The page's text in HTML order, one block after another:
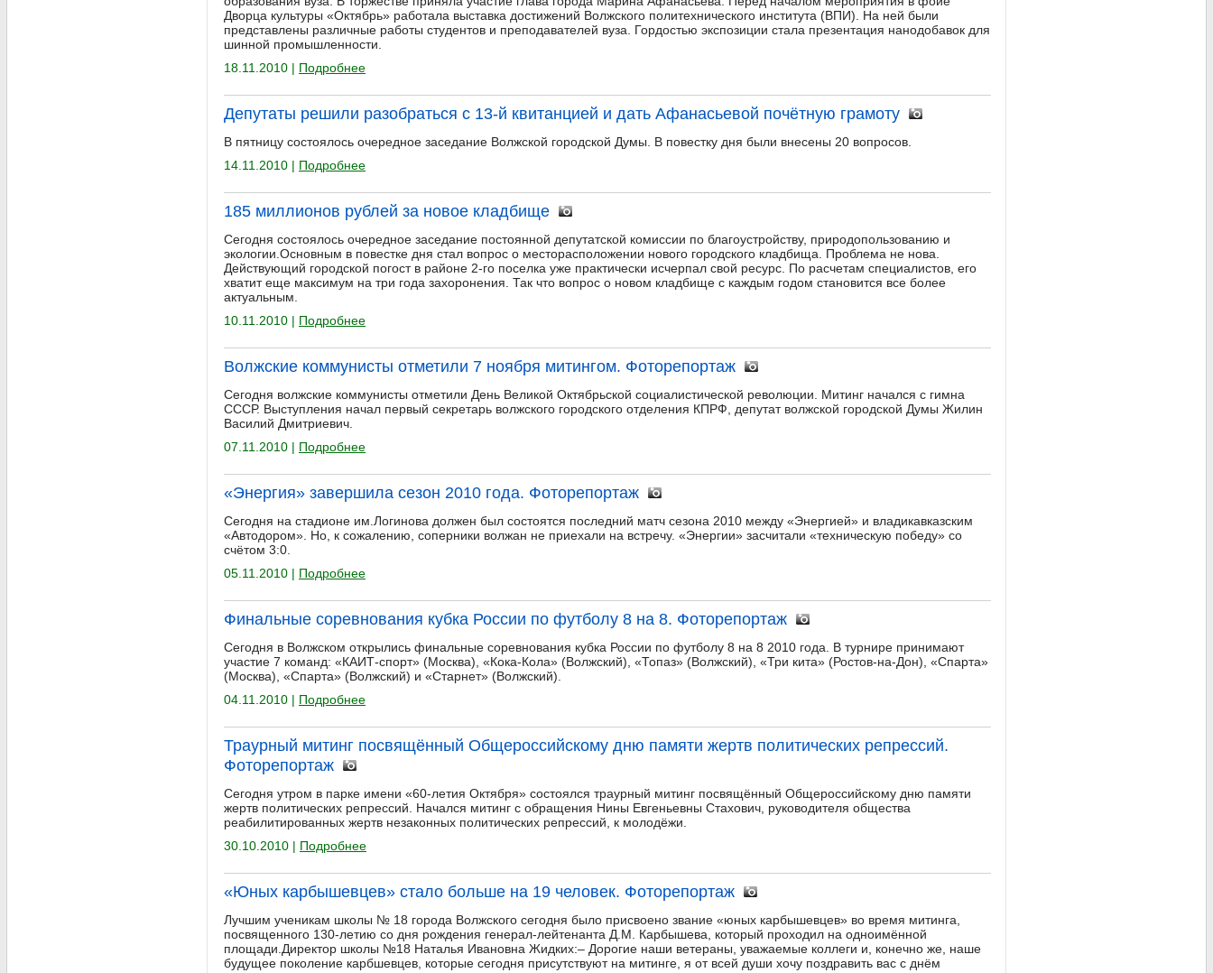
Дворца культуры «Октябрь» работала выставка достижений Волжского политехнического института (ВПИ). На ней были
представлены различные работы студентов и преподавателей вуза. Гордостью экспозиции стала презентация нанодобавок для
шинной промышленности.
18.11.2010 | Подробнее
Депутаты решили разобраться с 13-й квитанцией и дать Афанасьевой почётную грамоту
В пятницу состоялось очередное заседание Волжской городской Думы. В повестку дня были внесены 20 вопросов.
14.11.2010 | Подробнее
185 миллионов рублей за новое кладбище
Сегодня состоялось очередное заседание постоянной депутатской комиссии по благоустройству, природопользованию и
экологии.Основным в повестке дня стал вопрос о месторасположении нового городского кладбища. Проблема не нова.
Действующий городской погост в районе 2-го поселка уже практически исчерпал свой ресурс. По расчетам специалистов, его
хватит еще максимум на три года захоронения. Так что вопрос о новом кладбище с каждым годом становится все более
актуальным.
10.11.2010 | Подробнее
Волжские коммунисты отметили 7 ноября митингом. Фоторепортаж
Сегодня волжские коммунисты отметили День Великой Октябрьской социалистической революции. Митинг начался с гимна
СССР. Выступления начал первый секретарь волжского городского отделения КПРФ, депутат волжской городской Думы Жилин
Василий Дмитриевич.
07.11.2010 | Подробнее
«Энергия» завершила сезон 2010 года. Фоторепортаж
Сегодня на стадионе им.Логинова должен был состоятся последний матч сезона 2010 между «Энергией» и владикавказским
«Автодором». Но, к сожалению, соперники волжан не приехали на встречу. «Энергии» засчитали «техническую победу» со
счётом 3:0.
05.11.2010 | Подробнее
Финальные соревнования кубка России по футболу 8 на 8. Фоторепортаж
Сегодня в Волжском открылись финальные соревнования кубка России по футболу 8 на 8 2010 года. В турнире принимают
участие 7 команд: «КАИТ-спорт» (Москва), «Кока-Кола» (Волжский), «Топаз» (Волжский), «Три кита» (Ростов-на-Дон), «Спарта»
(Москва), «Спарта» (Волжский) и «Старнет» (Волжский).
04.11.2010 | Подробнее
Траурный митинг посвящённый Общероссийскому дню памяти жертв политических репрессий.
Фоторепортаж
Сегодня утром в парке имени «60-летия Октября» состоялся траурный митинг посвящённый Общероссийскому дню памяти
жертв политических репрессий. Начался митинг с обращения Нины Евгеньевны Стахович, руководителя общества
реабилитированных жертв незаконных политических репрессий, к молодёжи.
30.10.2010 | Подробнее
«Юных карбышевцев» стало больше на 19 человек. Фоторепортаж
Лучшим ученикам школы № 18 города Волжского сегодня было присвоено звание «юных карбышевцев» во время митинга,
посвященного 130-летию со дня рождения генерал-лейтенанта Д.М. Карбышева, который проходил на одноимённой
площади.Директор школы №18 Наталья Ивановна Жидких:– Дорогие наши ветераны, уважаемые коллеги и, конечно же, наше
будущее поколение карбшевцев, которые сегодня присутствуют на митинге, я от всей души хочу поздравить вас с днём